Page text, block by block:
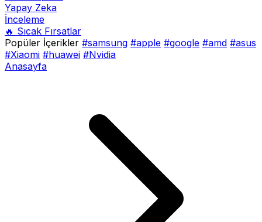
Yapay Zeka
İnceleme
🔥 Sıcak Fırsatlar
Popüler İçerikler #samsung #apple #google #amd #asus
#Xiaomi #huawei #Nvidia
Anasayfa